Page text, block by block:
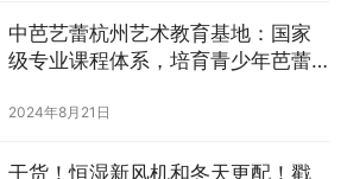
抛弃，董明珠为什么总是得罪…
中芭艺蕾杭州艺术教育基地：国家
级专业课程体系，培育青少年芭蕾
2024年8月21日
干货！恒湿新风机和冬天更配！戳